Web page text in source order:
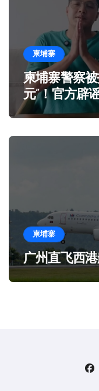
柬埔寨
柬埔寨警察
元”！官方辟
柬埔寨
广州直飞西